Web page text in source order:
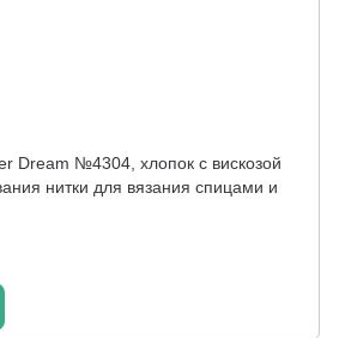
Dream №4304, хлопок с вискозой
нитки для вязания спицами и